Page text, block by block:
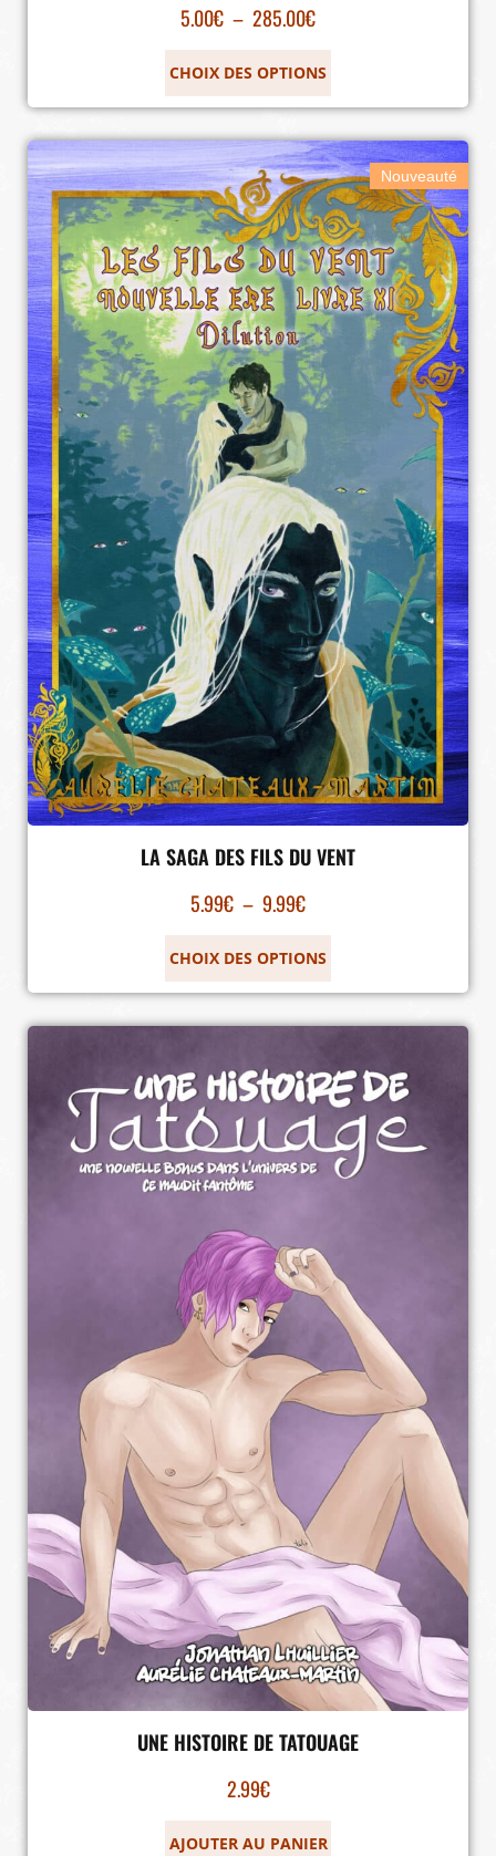
5.00€ – 285.00€
CHOIX DES OPTIONS
Nouveauté
LA SAGA DES FILS DU VENT
5.99€ – 9.99€
CHOIX DES OPTIONS
UNE HISTOIRE DE TATOUAGE
2.99€
AJOUTER AU PANIER